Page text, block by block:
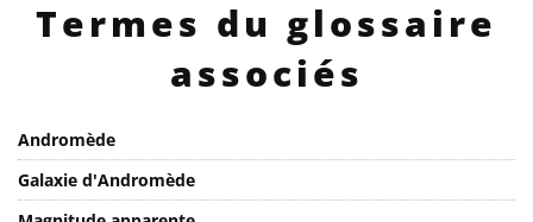
Termes du glossaire
associés
Andromède
Galaxie d'Andromède